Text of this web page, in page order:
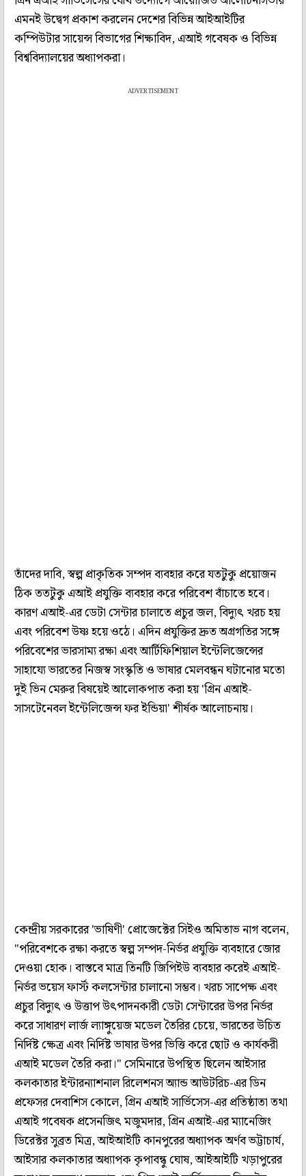
এমনই উদ্বেগ প্রকাশ করলেন দেশের বিভিন্ন আইআইটির
কম্পিউটার সায়েন্স বিভাগের শিক্ষাবিদ, এআই গবেষক ও বিভিন্ন
বিশ্ববিদ্যালয়ের অধ্যাপকরা।
ADVERTISEMENT
তাঁদের দাবি, স্বল্প প্রাকৃতিক সম্পদ ব্যবহার করে যতটুকু প্রয়োজন
ঠিক ততটুকু এআই প্রযুক্তি ব্যবহার করে পরিবেশ বাঁচাতে হবে।
কারণ এআই-এর ডেটা সেন্টার চালাতে প্রচুর জল, বিদ্যুৎ খরচ হয়
এবং পরিবেশ উষ্ণ হয়ে ওঠে। এদিন প্রযুক্তির দ্রুত অগ্রগতির সঙ্গে
পরিবেশের ভারসাম্য রক্ষা এবং আর্টিফিশিয়াল ইন্টেলিজেন্সের
সাহায্যে ভারতের নিজস্ব সংস্কৃতি ও ভাষার মেলবন্ধন ঘটানোর মতো
দুই ভিন মেরুর বিষয়েই আলোকপাত করা হয় 'গ্রিন এআই-
সাসটেনেবল ইন্টেলিজেন্স ফর ইন্ডিয়া' শীর্ষক আলোচনায়।
কেন্দ্রীয় সরকারের 'ভাষিণী' প্রোজেক্টের সিইও অমিতাভ নাগ বলেন,
"পরিবেশকে রক্ষা করতে স্বল্প সম্পদ-নির্ভর প্রযুক্তি ব্যবহারে জোর
দেওয়া হোক। বাস্তবে মাত্র তিনটি জিপিইউ ব্যবহার করেই এআই-
নির্ভর ভয়েস ফার্স্ট কলসেন্টার চালানো সম্ভব। খরচ সাপেক্ষ এবং
প্রচুর বিদ্যুৎ ও উত্তাপ উৎপাদনকারী ডেটা সেন্টারের উপর নির্ভর
করে সাধারণ লার্জ ল্যাঙ্গুয়েজ মডেল তৈরির চেয়ে, ভারতের উচিত
নির্দিষ্ট ক্ষেত্র এবং নির্দিষ্ট ভাষার উপর ভিত্তি করে ছোট ও কার্যকরী
এআই মডেল তৈরি করা।" সেমিনারে উপস্থিত ছিলেন আইসার
কলকাতার ইন্টারন্যাশনাল রিলেশনস অ্যান্ড আউটরিচ-এর ডিন
প্রফেসর দেবাশিস কোলে, গ্রিন এআই সার্ভিসেস-এর প্রতিষ্ঠাতা তথা
এআই গবেষক প্রসেনজিৎ মজুমদার, গ্রিন এআই-এর ম্যানেজিং
ডিরেক্টর সুব্রত মিত্র, আইআইটি কানপুরের অধ্যাপক অর্ণব ভট্টাচার্য,
আইসার কলকাতার অধ্যাপক কৃপাবন্ধু ঘোষ, আইআইটি খড়াপুরের